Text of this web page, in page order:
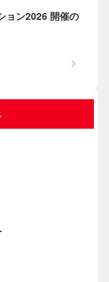
ョン2026 開催の
keyboard_arrow_right